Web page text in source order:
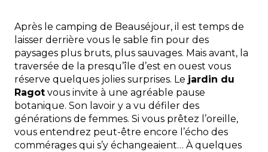
Après le camping de Beauséjour, il est temps de
laisser derrière vous le sable fin pour des
paysages plus bruts, plus sauvages. Mais avant, la
traversée de la presqu’île d’est en ouest vous
réserve quelques jolies surprises. Le jardin du
Ragot vous invite à une agréable pause
botanique. Son lavoir y a vu défiler des
générations de femmes. Si vous prêtez l’oreille,
vous entendrez peut-être encore l’écho des
commérages qui s’y échangeaient… À quelques